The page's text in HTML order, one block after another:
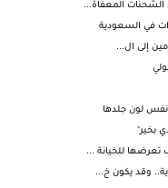
المعفاة...
في السعودية
إلى ال...
نفس لون جلدها
للخيانة ...
وقد يكون خ...